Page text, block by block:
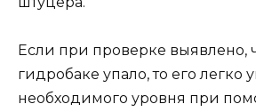
Если при проверке выявлено,
гидробаке упало, то его легко
необходимого уровня при